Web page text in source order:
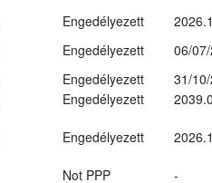
Engedélyezett
Engedélyezett
06/
Engedélyezett
31/
Engedélyezett
Engedélyezett
Not PPP
-